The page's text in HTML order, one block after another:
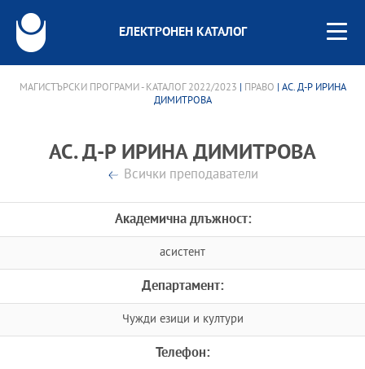
ЕЛЕКТРОНЕН КАТАЛОГ
МАГИСТЪРСКИ ПРОГРАМИ - КАТАЛОГ 2022/2023 ПРАВО | АС. Д-Р ИРИНА
ДИМИТРОВА
АС. Д-Р ИРИНА ДИМИТРОВА
Всички преподаватели
Академична длъжност:
асистент
Департамент:
Чужди езици и култури
Телефон: